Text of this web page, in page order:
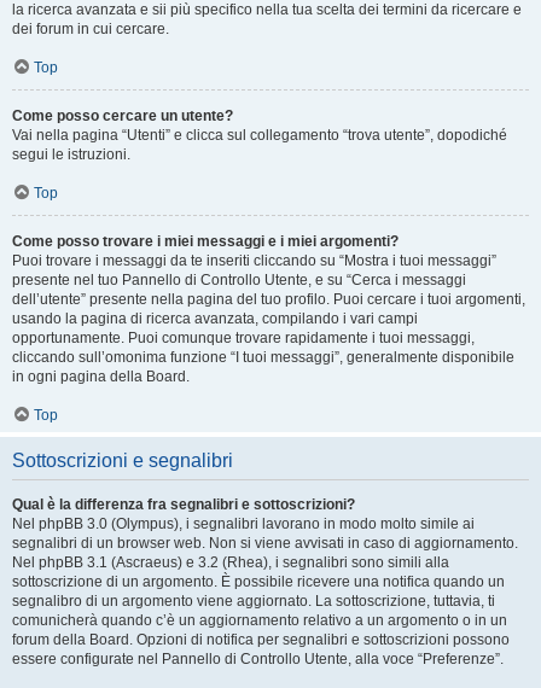
la ricerca avanzata e sii più specifico nella tua scelta dei termini da ricercare e
dei forum in cui cercare.
Top
Come posso cercare un utente?
Vai nella pagina “Utenti” e clicca sul collegamento “trova utente”, dopodiché
segui le istruzioni.
Top
Come posso trovare i miei messaggi e i miei argomenti?
Puoi trovare i messaggi da te inseriti cliccando su “Mostra i tuoi messaggi”
presente nel tuo Pannello di Controllo Utente, e su “Cerca i messaggi
dell’utente” presente nella pagina del tuo profilo. Puoi cercare i tuoi argomenti,
usando la pagina di ricerca avanzata, compilando i vari campi
opportunamente. Puoi comunque trovare rapidamente i tuoi messaggi,
cliccando sull’omonima funzione “I tuoi messaggi”, generalmente disponibile
in ogni pagina della Board.
Top
Sottoscrizioni e segnalibri
Qual è la differenza fra segnalibri e sottoscrizioni?
Nel phpBB 3.0 (Olympus), i segnalibri lavorano in modo molto simile ai
segnalibri di un browser web. Non si viene avvisati in caso di aggiornamento.
Nel phpBB 3.1 (Ascraeus) e 3.2 (Rhea), i segnalibri sono simili alla
sottoscrizione di un argomento. È possibile ricevere una notifica quando un
segnalibro di un argomento viene aggiornato. La sottoscrizione, tuttavia, ti
comunicherà quando c’è un aggiornamento relativo a un argomento o in un
forum della Board. Opzioni di notifica per segnalibri e sottoscrizioni possono
essere configurate nel Pannello di Controllo Utente, alla voce “Preferenze”.